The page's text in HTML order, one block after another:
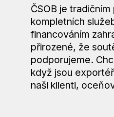
ČSOB je
kompletních
financováním
přirozené, že
podporujeme.
když jsou
naši klienti,